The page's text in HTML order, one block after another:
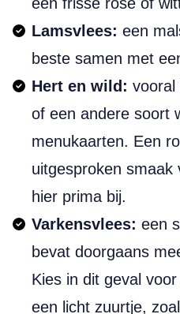
Lamsvlees: een
beste samen met
Hert en wild: vooral
of een andere soort
menukaarten. Een
uitgesproken
hier prima bij.
Varkensvlees: een
bevat doorgaans
Kies in dit geval
een licht zuurtje,